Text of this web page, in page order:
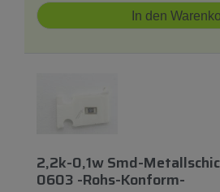
In den
2,2k-0,1w Smd-
0603 -rohs-Konform-